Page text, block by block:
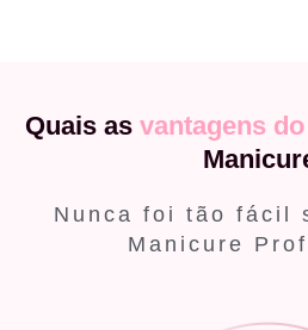
Quais as vantagens
Nunca foi tão fácil
Manicure